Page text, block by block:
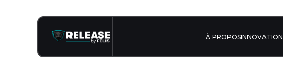
INNOVATION
À PROPOS